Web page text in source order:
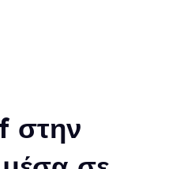
στην